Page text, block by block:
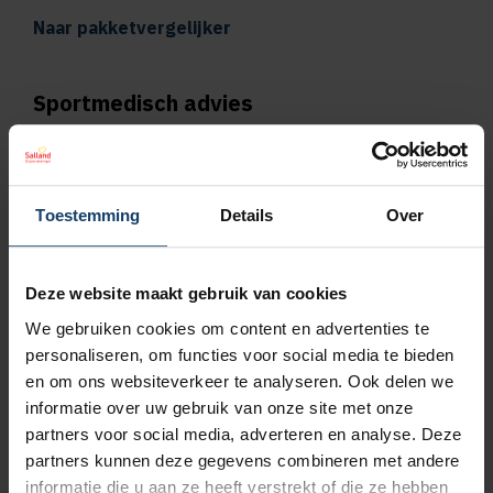
Toestemming Details Over
Deze website maakt gebruik van cookies
We gebruiken cookies om content en advertenties te
personaliseren, om functies voor social media te bieden
en om ons websiteverkeer te analyseren. Ook delen we
informatie over uw gebruik van onze site met onze
partners voor social media, adverteren en analyse. Deze
partners kunnen deze gegevens combineren met andere
informatie die u aan ze heeft verstrekt of die ze hebben
Naar pakketvergelijker
Sportmedisch advies
pakket Plus
Vergoeding tot €250 per kalenderjaar bij
Naar vergoedingenoverzicht
Geen wachttijd voor orthodontie
Wil je een orthodontieverzekering afsluiten,
bijvoorbeeld omdat jouw kind een beugel